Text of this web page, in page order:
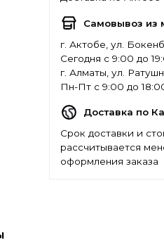
Самовывоз из
г. Актобе, ул.
Сегодня с 9:00 до
г. Алматы, ул.
Пн-Пт с 9:00 до
Доставка по
Срок доставки и
рассчитывается
оформления заказа